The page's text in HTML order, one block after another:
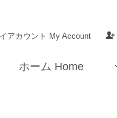
アカウント My Account
ホーム Home